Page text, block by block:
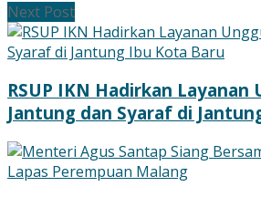
Next Post
RSUP IKN Hadirkan Layanan
Jantung dan Syaraf di